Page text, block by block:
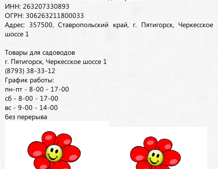
ИНН: 263207330893
ОГРН: 306263211800033
Адрес: 357500, Ставропольский край, г. Пятигорск, Черкесское
шоссе 1
Товары для садоводов
г. Пятигорск, Черкесское шоссе 1
(8793) 38-33-12
График работы:
пн-пт - 8-00 - 17-00
сб - 8-00 - 17-00
вс - 9-00 - 14-00
без перерыва